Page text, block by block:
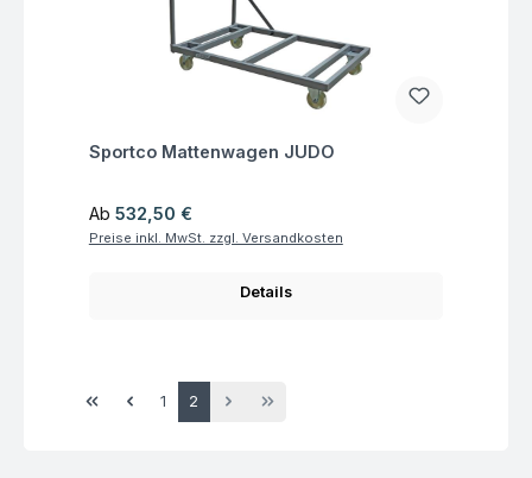
Fragen zum Artikel
Sportco Mattenwagen JUDO
Regulärer Preis:
Ab 532,50 €
Preise inkl. MwSt. zzgl. Versandkosten
Details
Seite
1 Seite
2